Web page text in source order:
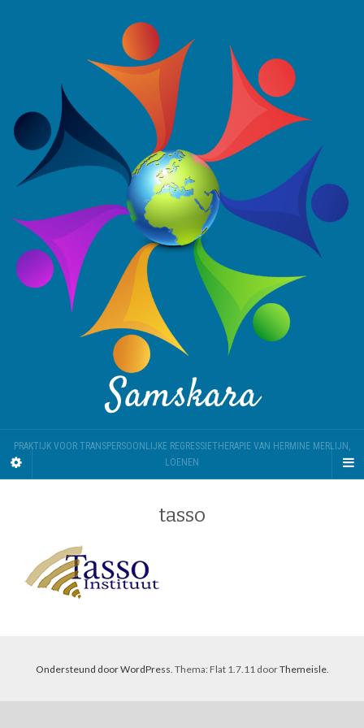
Samskara
PRAKTIJK VOOR TRANSPERSOONLIJKE REGRESSIETHERAPIE VAN HERMINE MERLIJN,
LOENEN
tasso
Ondersteund door WordPress. Thema: Flat 1.7.11 doorThemeisle.